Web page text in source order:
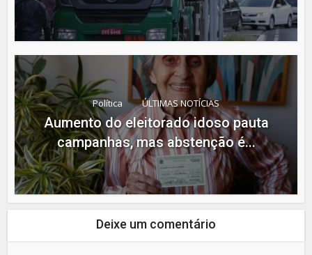
Política ÚLTIMAS NOTÍCIAS
Aumento do eleitorado idoso pauta
campanhas, mas abstenção é...
Deixe um comentário